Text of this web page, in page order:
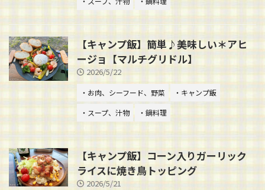
【キャンプ飯】簡単♪美味しい＊アヒ
ージョ【マルチグリドル】
2026/5/22
・お肉、シーフード、野菜
・キャンプ飯
・スープ、汁物
・鍋料理
【キャンプ飯】コーン入りガーリック
ライスに焼き鳥トッピング
2026/5/21